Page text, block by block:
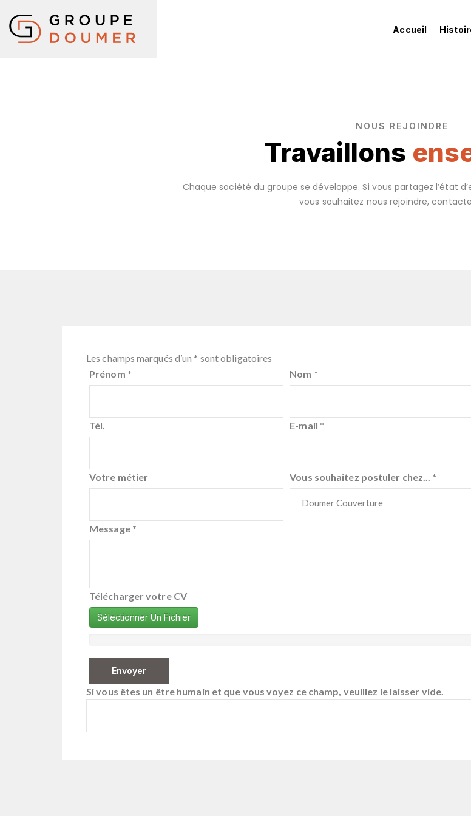
Accueil
NOUS REJOINDRE
Travaillons
Chaque société du groupe se développe. Si vous partagez l’état
vous souhaitez nous rejoindre,
Les champs marqués d’un * sont obligatoires
Prénom * Nom *
Tél. E-mail *
Votre métier Vous souhaitez postuler chez... *
Message *
Télécharger votre CV
Sélectionner Un Fichier
Si vous êtes un être humain et que vous voyez ce champ, veuillez le laisser vide.